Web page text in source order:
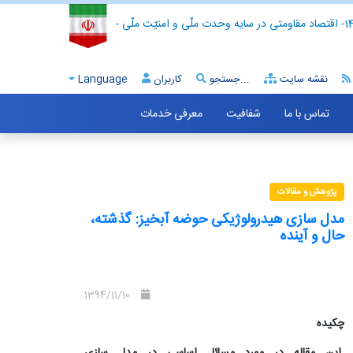
- اقتصاد مقاومتی در سایه وحدت ملّی و امنیّت ملّی -
Language کاربران جستجو... نقشه سایت
تماس با ما شفافیت
معرفی خدمات
پژوهش و مقالات
مدل سازی هیدرولوژیکی حوضه آبخیز: گذشته،
حال و آینده
چکیده